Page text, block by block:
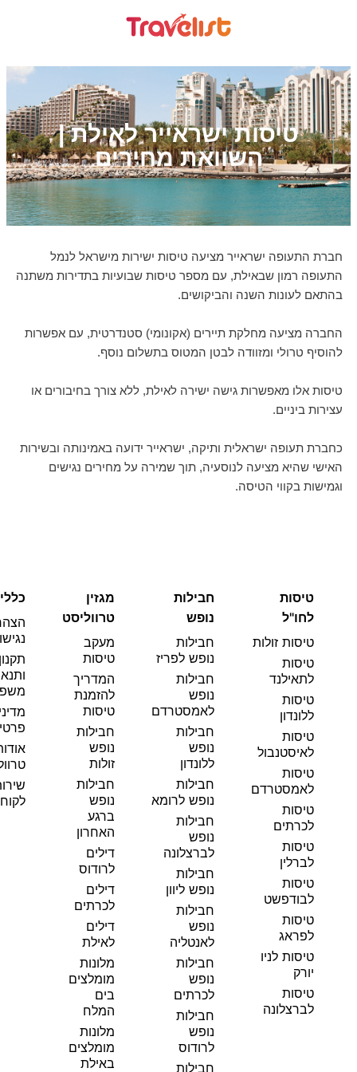
טיסות ישראייר לאילת |
השוואת מחירים
חברת התעופה ישראייר מציעה טיסות ישירות מישראל לנמל
התעופה רמון שבאילת, עם מספר טיסות שבועיות בתדירות משתנה
בהתאם לעונות השנה והביקושים.
החברה מציעה מחלקת תיירים (אקונומי) סטנדרטית, עם אפשרות
להוסיף טרולי ומזוודה לבטן המטוס בתשלום נוסף.
טיסות אלו מאפשרות גישה ישירה לאילת, ללא צורך בחיבורים או
עצירות ביניים.
כחברת תעופה ישראלית ותיקה, ישראייר ידועה באמינותה ובשירות
האישי שהיא מציעה לנוסעיה, תוך שמירה על מחירים נגישים
וגמישות בקווי הטיסה.
טיסות
לחו"ל
טיסות זולות
טיסות
לתאילנד
טיסות
ללונדון
טיסות
לאיסטנבול
טיסות
לאמסטרדם
טיסות
לכרתים
טיסות
לברלין
טיסות
לבודפשט
טיסות
לפראג
טיסות לניו
יורק
טיסות
לברצלונה
חבילות
נופש
חבילות
נופש לפריז
חבילות
נופש
לאמסטרדם
חבילות
נופש
ללונדון
חבילות
נופש לרומא
חבילות
נופש
לברצלונה
חבילות
נופש ליוון
חבילות
נופש
לאנטליה
חבילות
נופש
לכרתים
חבילות
נופש
לרודוס
חבילות
מגזין
טרווליסט
מעקב
טיסות
המדריך
להזמנת
טיסות
חבילות
נופש
זולות
חבילות
נופש
ברגע
האחרון
דילים
לרודוס
דילים
לכרתים
דילים
לאילת
מלונות
מומלצים
בים
המלח
מלונות
מומלצים
באילת
כללי